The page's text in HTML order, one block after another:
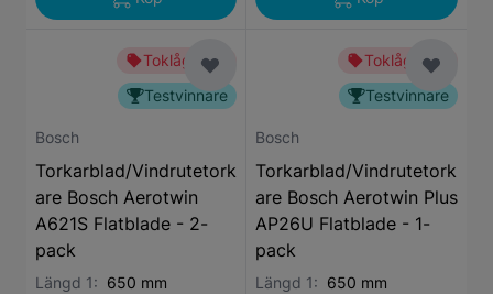
Toklågt pris
Testvinnare
Bosch
Torkarblad/Vindrutetork
are Bosch Aerotwin
A621S Flatblade - 2-
pack
Längd 1: 650 mm
Toklågt pris
Testvinnare
Bosch
Torkarblad/Vindrutetork
are Bosch Aerotwin Plus
AP26U Flatblade - 1-
pack
Längd 1: 650 mm